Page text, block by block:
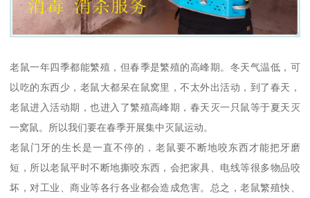
老鼠一年四季都能繁殖，但春季是繁殖的高峰期。冬天气温低，可
以吃的东西少，老鼠大都呆在鼠窝里，不太外出活动，到了春天，
老鼠进入活动期，也进入了繁殖高峰期，春天灭一只鼠等于夏天灭
一窝鼠。所以我们要在春季开展集中灭鼠运动。
老鼠门牙的生长是一直不停的，老鼠要不断地咬东西才能把牙磨
短，所以老鼠平时不断地撕咬东西，会把家具、电线等很多物品咬
坏，对工业、商业等各行各业都会造成危害。总之，老鼠繁殖快、